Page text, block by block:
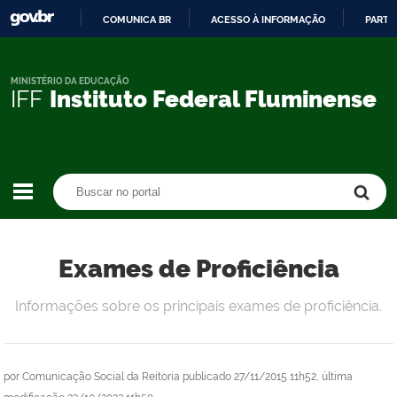
CONTEÚDO
COMUNICA BR ACESSO À INFORMAÇÃO
IFF Instituto Federal Fluminense
MINISTÉRIO DA EDUCAÇÃO
Exames de Proficiência
por Comunicação Social da Reitoria publicado 27/11/2015 11h52, última
Informações sobre os principais exames de proficiência.